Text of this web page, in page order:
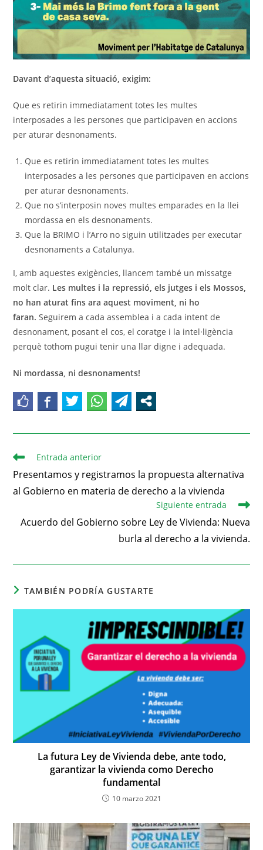
Davant d’aquesta situació, exigim:
Que es retirin immediatament totes les multes
interposades a les persones que participaven en accions
per aturar desnonaments.
Que es retirin immediatament totes les multes
interposades a les persones que participaven en accions
per aturar desnonaments.
Que no s’interposin noves multes emparades en la llei
mordassa en els desnonaments.
Que la BRIMO i l’Arro no siguin utilitzades per executar
desnonaments a Catalunya.
I, amb aquestes exigències, llancem també un missatge
molt clar. Les multes i la repressió, els jutges i els Mossos,
no han aturat fins ara aquest moviment, ni ho
faran. Seguirem a cada assemblea i a cada intent de
desnonament, posant el cos, el coratge i la intel·ligència
perquè tothom pugui tenir una llar digne i adequada.
Ni mordassa, ni desnonaments!
Entrada anterior
Presentamos y registramos la propuesta alternativa
al Gobierno en materia de derecho a la vivienda
Siguiente entrada
Acuerdo del Gobierno sobre Ley de Vivienda: Nueva
burla al derecho a la vivienda.
TAMBIÉN PODRÍA GUSTARTE
La futura Ley de Vivienda debe, ante todo,
garantizar la vivienda como Derecho
fundamental
10 marzo 2021